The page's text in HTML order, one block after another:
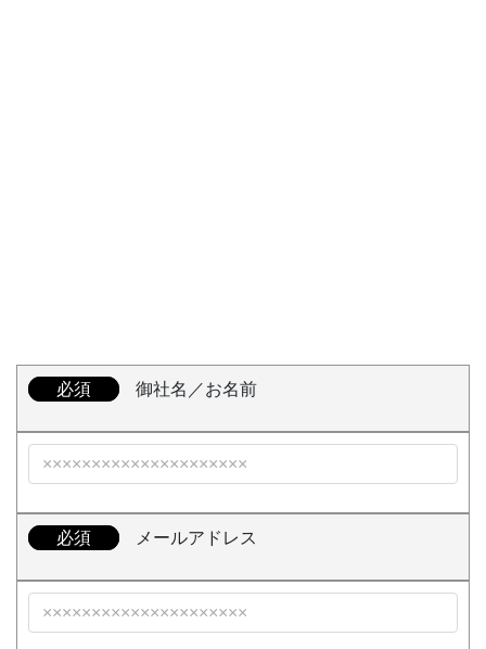
必須 御社名／お名前
必須 メールアドレス